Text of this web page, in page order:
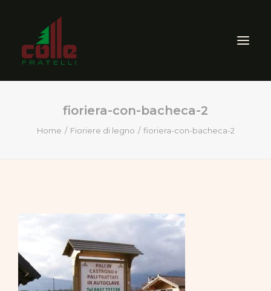
AZIENDA
LEGNO
CERTIFICAZIONI
CONTATTI
fioriera-con-bacheca-2
Home Fioriere di legno fioriera-con-bacheca-2